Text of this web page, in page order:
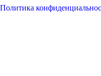
Политика